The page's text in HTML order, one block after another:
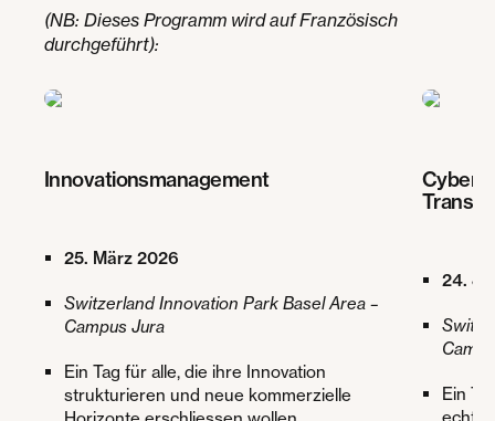
(NB: Dieses Programm wird auf Französisch
durchgeführt):
Innovationsmanagement
25. März 2026
Switzerland Innovation Park Basel Area –
Campus Jura
Ein Tag für alle, die ihre Innovation
strukturieren und neue kommerzielle
24.
Ein